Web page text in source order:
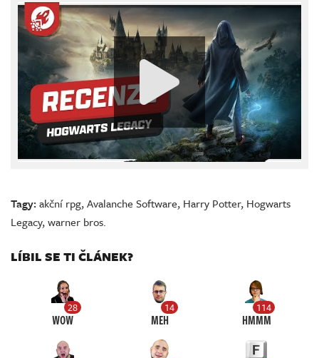
Tagy:akční rpg,Avalanche Software, Harry Potter, Hogwarts
Legacy,warner bros.
LÍBIL SE TI ČLÁNEK?
28
WOW
14
MEH
114
HMMM